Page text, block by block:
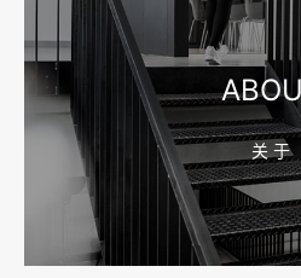
宁波制造业网站建设公司怎么选
2026-08-02 17:58:44
工厂短视频拍摄后，怎样放进官
关 于